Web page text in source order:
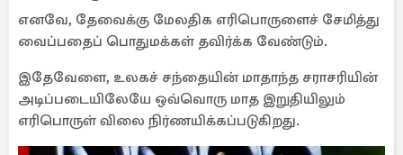
எனவே, தேவைக்கு மேலதிக எரிபொருளைச் சேமித்து
வைப்பதைப் பொதுமக்கள் தவிர்க்க வேண்டும்.
இதேவேளை, உலகச் சந்தையின் மாதாந்த சராசரியின்
அடிப்படையிலேயே ஒவ்வொரு மாத இறுதியிலும்
எரிபொருள் விலை நிர்ணயிக்கப்படுகிறது.